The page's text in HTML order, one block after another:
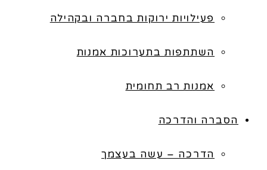
פעילויות ירוקות בחברה ובקהילה
השתתפות בתערוכות אמנות
אמנות רב תחומית
הסברה והדרכה
הדרכה – עשה בעצמך